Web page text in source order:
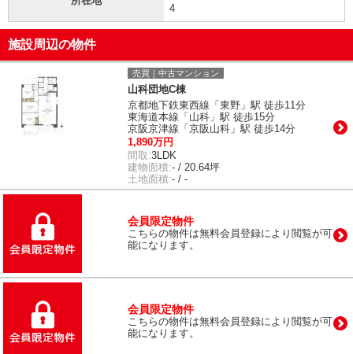
4
施設周辺の物件
売買｜中古マンション
山科団地C棟
京都地下鉄東西線「東野」駅 徒歩11分
東海道本線「山科」駅 徒歩15分
京阪京津線「京阪山科」駅 徒歩14分
1,890万円
間取:3LDK
建物面積:- / 20.64坪
土地面積:- / -
会員限定物件
こちらの物件は無料会員登録により閲覧が可
能になります。
会員限定物件
こちらの物件は無料会員登録により閲覧が可
能になります。